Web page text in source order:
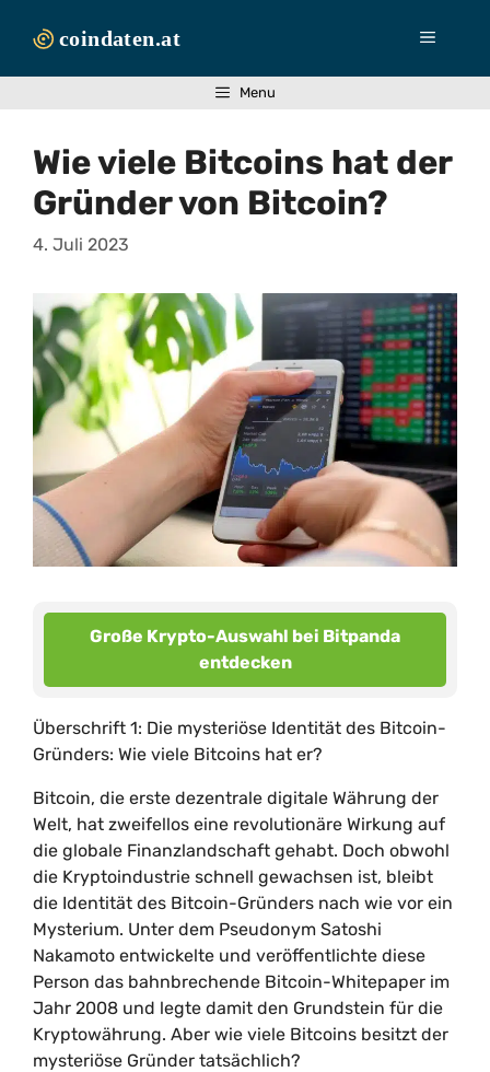
Inhalt
Menü
Menu
Wie viele Bitcoins hat der
Gründer von Bitcoin?
4. Juli 2023
Große Krypto-Auswahl bei Bitpanda
entdecken
Überschrift 1: Die mysteriöse Identität des Bitcoin-
Gründers: Wie viele Bitcoins hat er?
Bitcoin, die erste dezentrale digitale Währung der
Welt, hat zweifellos eine revolutionäre Wirkung auf
die globale Finanzlandschaft gehabt. Doch obwohl
die Kryptoindustrie schnell gewachsen ist, bleibt
die Identität des Bitcoin-Gründers nach wie vor ein
Mysterium. Unter dem Pseudonym Satoshi
Nakamoto entwickelte und veröffentlichte diese
Person das bahnbrechende Bitcoin-Whitepaper im
Jahr 2008 und legte damit den Grundstein für die
Kryptowährung. Aber wie viele Bitcoins besitzt der
mysteriöse Gründer tatsächlich?